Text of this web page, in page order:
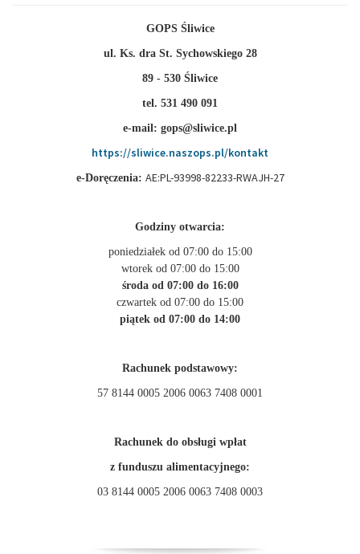
GOPS Śliwice
ul. Ks. dra St. Sychowskiego 28
89 - 530 Śliwice
tel. 531 490 091
e-mail: gops@sliwice.pl
https://sliwice.naszops.pl/kontakt
e-Doręczenia: AE:PL-93998-82233-RWAJH-27
Godziny otwarcia:
poniedziałek od 07:00 do 15:00
wtorek od 07:00 do 15:00
środa od 07:00 do 16:00
czwartek od 07:00 do 15:00
piątek od 07:00 do 14:00
Rachunek podstawowy:
57 8144 0005 2006 0063 7408 0001
Rachunek do obsługi wpłat
z funduszu alimentacyjnego:
03 8144 0005 2006 0063 7408 0003